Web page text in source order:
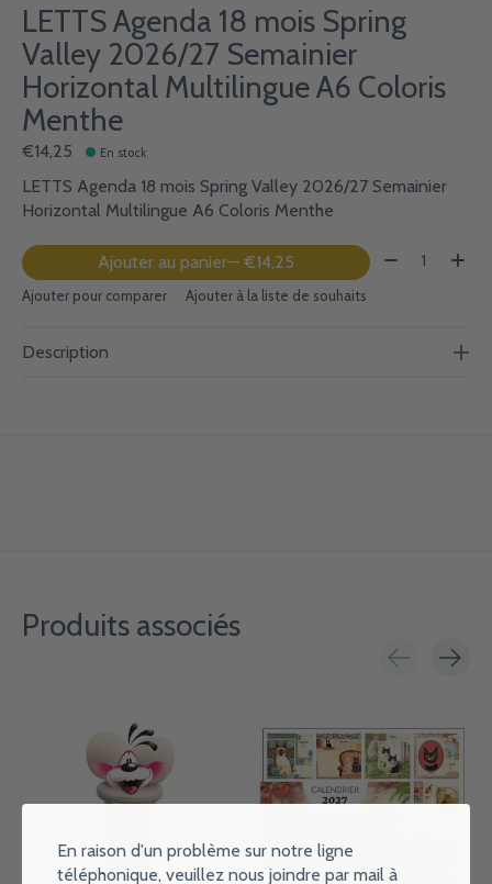
LETTS Agenda 18 mois Spring
Valley 2026/27 Semainier
Horizontal Multilingue A6 Coloris
Menthe
€14,25 En stock
LETTS Agenda 18 mois Spring Valley 2026/27 Semainier
Horizontal Multilingue A6 Coloris Menthe
Ajouter au panier — €14,25 Quantité:
Ajouter pour comparer Ajouter à la liste de souhaits
Description
Produits associés
En raison d'un problème sur notre ligne
téléphonique, veuillez nous joindre par mail à